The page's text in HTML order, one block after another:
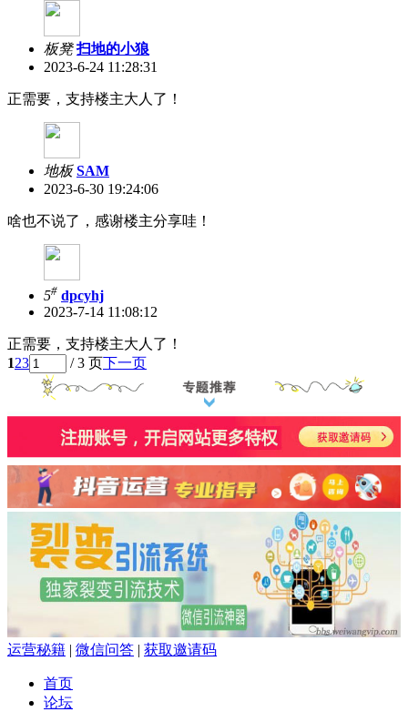
板凳 扫地的小狼
2023-6-24 11:28:31
正需要，支持楼主大人了！
地板 SAM
2023-6-30 19:24:06
啥也不说了，感谢楼主分享哇！
5# dpcyhj
2023-7-14 11:08:12
正需要，支持楼主大人了！
123 / 3 页下一页
运营秘籍 | 微信问答 | 获取邀请码
首页
论坛